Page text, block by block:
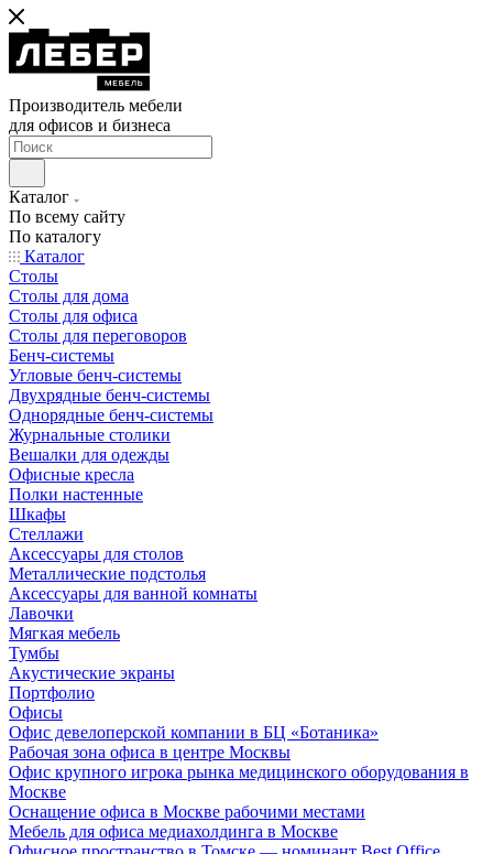
Производитель мебели
для офисов и бизнеса
Каталог
По всему сайту
По каталогу
Каталог
Столы
Столы для дома
Столы для офиса
Столы для переговоров
Бенч-системы
Угловые бенч-системы
Двухрядные бенч-системы
Однорядные бенч-системы
Журнальные столики
Вешалки для одежды
Офисные кресла
Полки настенные
Шкафы
Стеллажи
Аксессуары для столов
Металлические подстолья
Аксессуары для ванной комнаты
Лавочки
Мягкая мебель
Тумбы
Акустические экраны
Портфолио
Офисы
Офис девелоперской компании в БЦ «Ботаника»
Рабочая зона офиса в центре Москвы
Офис крупного игрока рынка медицинского оборудования в
Москве
Оснащение офиса в Москве рабочими местами
Мебель для офиса медиахолдинга в Москве